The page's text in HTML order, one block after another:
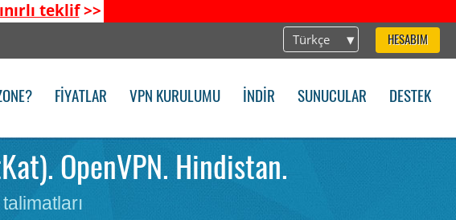
teklif>>
Türkçe HESABIM
FIYATLAR VPN KURULUMU İNDIR SUNUCULAR DESTEK
OpenVPN. Hindistan.